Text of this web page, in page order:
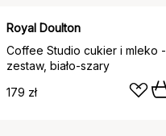
Royal Doulton
Coffee Studio cukier i mleko -
zestaw, biało-szary
179 zł